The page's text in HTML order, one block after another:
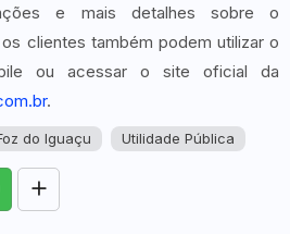
e mais detalhes sobre o
clientes também podem utilizar o
ou acessar o site oficial da
.
do Iguaçu Utilidade Pública